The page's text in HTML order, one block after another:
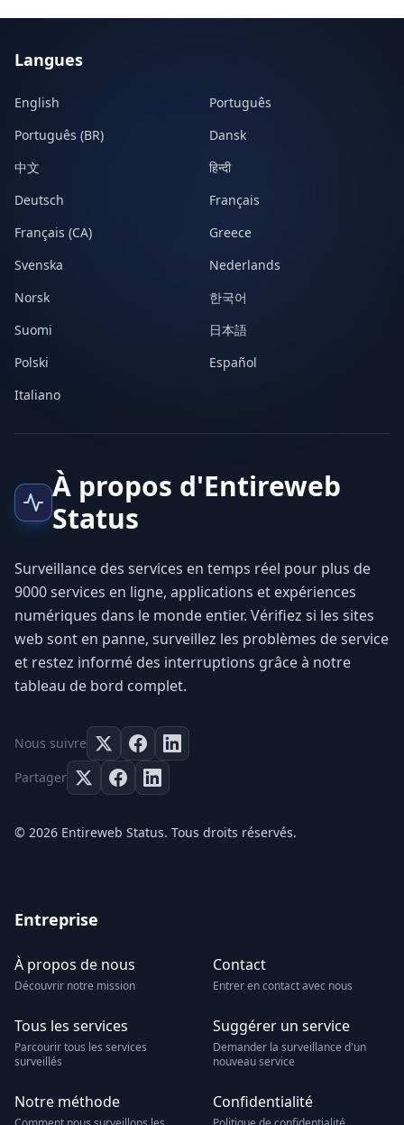
Langues
English
Português
Português (BR)
Dansk
中文
हिन्दी
Deutsch
Français
Français (CA)
Greece
Svenska
Nederlands
Norsk
한국어
Suomi
日本語
Polski
Español
Italiano
À propos d'Entireweb
Status
Surveillance des services en temps réel pour plus de
9000 services en ligne, applications et expériences
numériques dans le monde entier. Vérifiez si les sites
web sont en panne, surveillez les problèmes de service
et restez informé des interruptions grâce à notre
tableau de bord complet.
Nous suivre
Partager
© 2026 Entireweb Status. Tous droits réservés.
Entreprise
À propos de nous
Découvrir notre mission
Contact
Entrer en contact avec nous
Tous les services
Parcourir tous les services
surveillés
Suggérer un service
Demander la surveillance d'un
nouveau service
Notre méthode Confidentialité